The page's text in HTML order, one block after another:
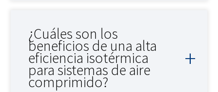
¿Cuáles son los
beneficios de una alta
eficiencia isotérmica
para sistemas de aire
comprimido?